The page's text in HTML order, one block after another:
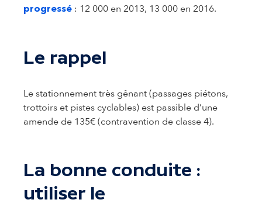
progressé : 12 000 en 2013, 13 000 en 2016.
Le rappel
Le stationnement très gênant (passages piétons,
trottoirs et pistes cyclables) est passible d’une
amende de 135€ (contravention de classe 4).
La bonne conduite :
utiliser le